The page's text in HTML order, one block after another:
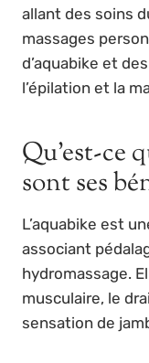
allant des soins
massages
d’aquabike et
l’épilation et la
Qu’est-ce
sont ses
L’aquabike est
associant
hydromassage.
musculaire, le
sensation de